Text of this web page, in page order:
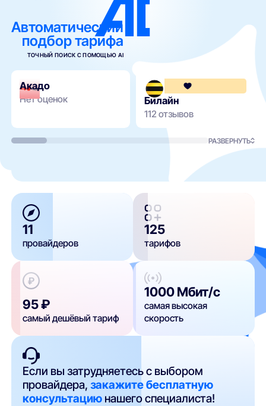
Автоматический
подбор тарифа
ТОЧНЫЙ ПОИСК С ПОМОЩЬЮ AI
Акадо
Нет оценок Билайн
112 отзывов
РАЗВЕРНУТЬ
11
провайдеров
125
тарифов
95 ₽
самый дешёвый тариф
1000 Мбит/с
самая высокая
скорость
Если вы затрудняетесь с выбором
провайдера,закажите бесплатную
консультацию нашего специалиста!